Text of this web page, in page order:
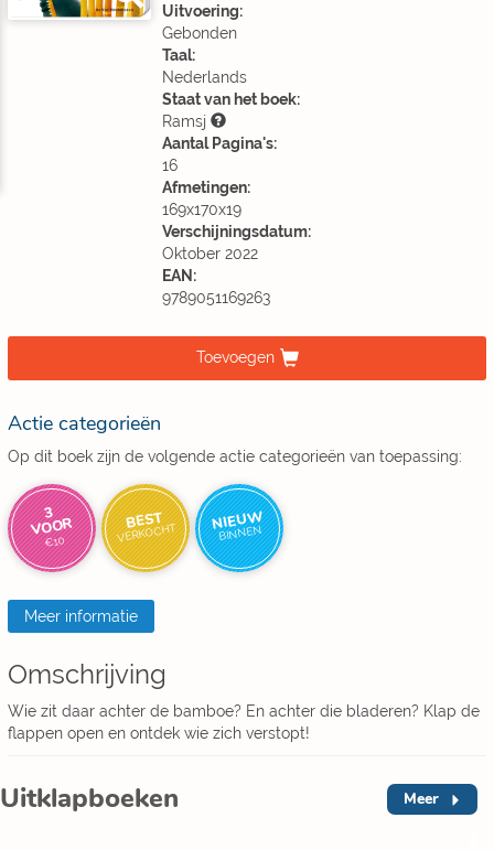
Uitvoering:
Gebonden
Taal:
Nederlands
Staat van het boek:
Ramsj
Aantal Pagina's:
16
Afmetingen:
169x170x19
Verschijningsdatum:
Oktober 2022
EAN:
9789051169263
Toevoegen
Actie categorieën
Op dit boek zijn de volgende actie categorieën van toepassing:
3
VOOR
€10
BEST
VERKOCHT NIEUW
BINNEN
Meer informatie
Omschrijving
Wie zit daar achter de bamboe? En achter die bladeren? Klap de
flappen open en ontdek wie zich verstopt!
Uitklapboeken Meer